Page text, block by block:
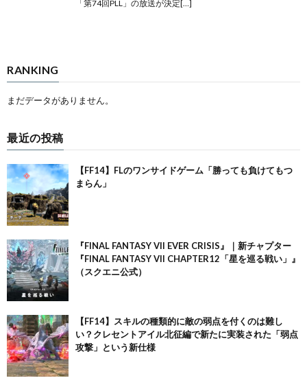
「第74回PLL」の放送が決定[…]
RANKING
まだデータがありません。
最近の投稿
【FF14】FLのワンサイドゲーム「勝っても負けてもつ
まらん」
『FINAL FANTASY VII EVER CRISIS』｜新チャプター
『FINAL FANTASY VII CHAPTER12「星を巡る戦い」』
（スクエニ公式）
【FF14】スキルの種類的に敵の弱点を付くのは難し
い？クレセントアイル北征編で新たに実装された「弱点
攻撃」という新仕様